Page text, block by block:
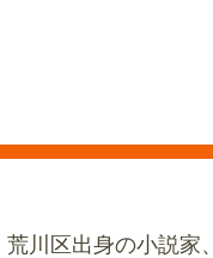
川区出身の小説